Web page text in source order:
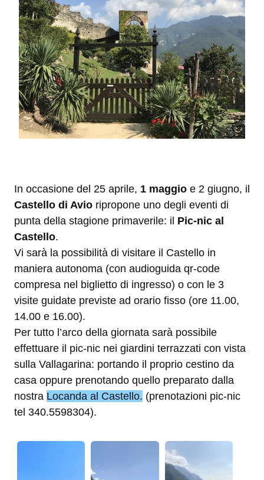
In occasione del 25 aprile, 1 maggio e 2 giugno, il
Castello di Avio ripropone uno degli eventi di
punta della stagione primaverile: il Pic-nic al
Castello.
Vi sarà la possibilità di visitare il Castello in
maniera autonoma (con audioguida qr-code
compresa nel biglietto di ingresso) o con le 3
visite guidate previste ad orario fisso (ore 11.00,
14.00 e 16.00).
Per tutto l’arco della giornata sarà possibile
effettuare il pic-nic nei giardini terrazzati con vista
sulla Vallagarina: portando il proprio cestino da
casa oppure prenotando quello preparato dalla
nostra Locanda al Castello. (prenotazioni pic-nic
tel 340.5598304).